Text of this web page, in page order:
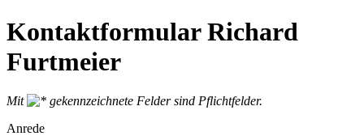
Kontaktformular Richard
Furtmeier
Mit
gekennzeichnete Felder sind Pflichtfelder.
Anrede